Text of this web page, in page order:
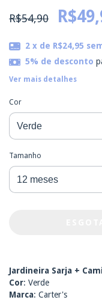
R$54,90
2 x de R$24,95
5% de desconto
Ver mais detalhes
Cor
Tamanho
Jardineira Sarja +
Cor: Verde
Marca: Carter's